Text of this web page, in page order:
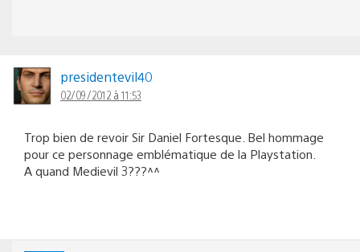
presidentevil40
02/09/2012 à 11:53
Trop bien de revoir Sir Daniel Fortesque. Bel hommage
pour ce personnage emblématique de la Playstation.
A quand Medievil 3???^^